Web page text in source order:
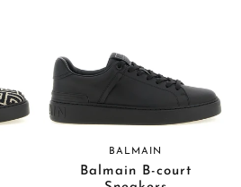
BALMAIN
Balmain B-court